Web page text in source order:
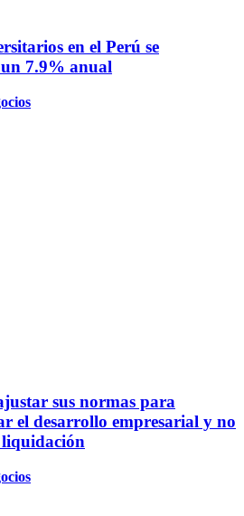
en el Perú se
7.9% anual
sus normas para
el desarrollo empresarial y no